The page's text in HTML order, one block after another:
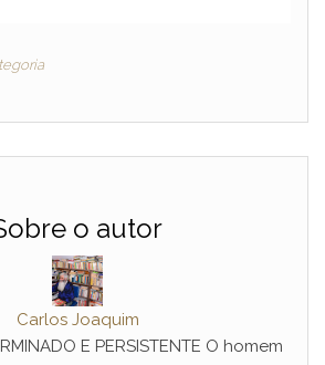
o autor
Carlos Joaquim
E PERSISTENTE O homem